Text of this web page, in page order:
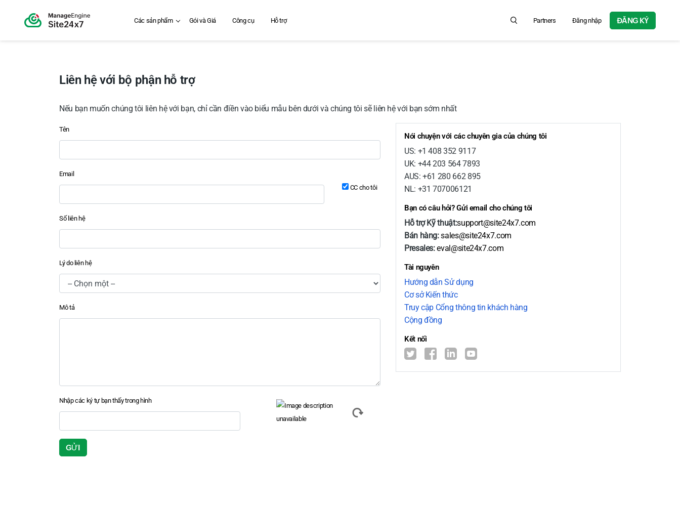
Các sản phẩm Gói và Giá Công cụ Hỗ trợ Search for product information, help articles, and more...
Partners Đăng nhập ĐĂNG KÝ
Liên hệ với bộ phận hỗ trợ
Nếu bạn muốn chúng tôi liên hệ với bạn, chỉ cần điền vào biểu mẫu bên dưới và chúng tôi sẽ liên hệ với bạn sớm nhất
Input field
Input field
Tên
Email
CC cho tôi
Số liên hệ
Lý do liên hệ
Mô tả
Nhập các ký tự bạn thấy trong hình
Input field
Input field
Nói chuyện với các chuyên gia của chúng tôi
US: +1 408 352 9117
UK: +44 203 564 7893
AUS: +61 280 662 895
NL: +31 707006121
Bạn có câu hỏi? Gửi email cho chúng tôi
Hỗ trợ Kỹ thuật:support@site24x7.com
Bán hàng:sales@site24x7.com
Presales:eval@site24x7.com
Tài nguyên
Hướng dẫn Sử dụng
Cơ sở Kiến thức
Truy cập Cổng thông tin khách hàng
Cộng đồng
Kết nối